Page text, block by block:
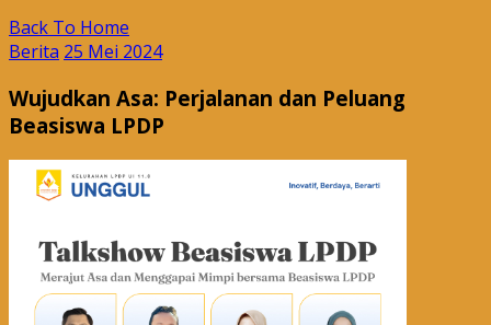
Back To Home
Berita 25 Mei 2024
Wujudkan Asa: Perjalanan dan Peluang
Beasiswa LPDP